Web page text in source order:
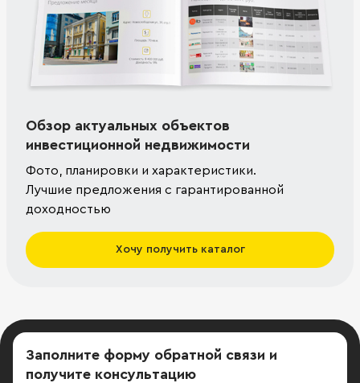
Обзор актуальных объектов
инвестиционной недвижимости
Фото, планировки и характеристики.
Лучшие предложения с гарантированной
доходностью
Хочу получить каталог
Заполните форму обратной связи и
получите консультацию